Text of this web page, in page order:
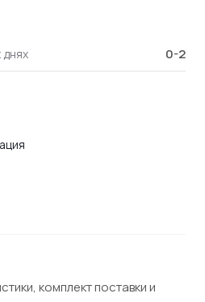
днях 0-2
комплект поставки и